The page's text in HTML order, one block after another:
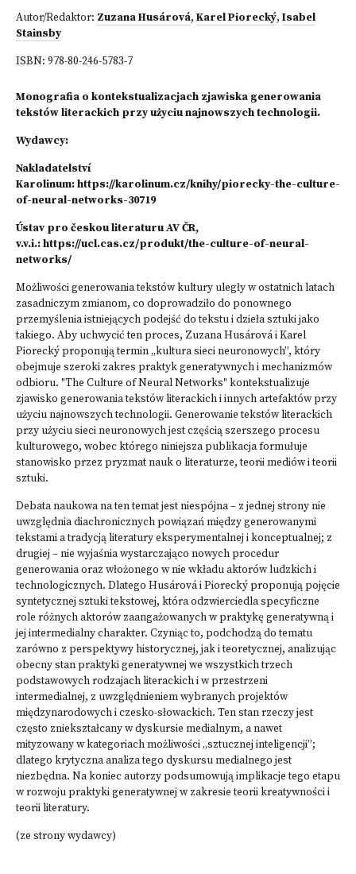
Autor/Redaktor: Zuzana Husárová, Karel Piorecký, Isabel
Stainsby
ISBN: 978-80-246-5783-7
Monografia o kontekstualizacjach zjawiska generowania
tekstów literackich przy użyciu najnowszych technologii.
Wydawcy:
Nakladatelství
Karolinum:https://karolinum.cz/knihy/piorecky-the-culture-
of-neural-networks-30719
Ústav pro českou literaturu AV ČR,
v.v.i.:https://ucl.cas.cz/produkt/the-culture-of-neural-
networks/
Możliwości generowania tekstów kultury uległy w ostatnich latach
zasadniczym zmianom, co doprowadziło do ponownego
przemyślenia istniejących podejść do tekstu i dzieła sztuki jako
takiego. Aby uchwycić ten proces, Zuzana Husárová i Karel
Piorecký proponują termin „kultura sieci neuronowych”, który
obejmuje szeroki zakres praktyk generatywnych i mechanizmów
odbioru. "The Culture of Neural Networks" kontekstualizuje
zjawisko generowania tekstów literackich i innych artefaktów przy
użyciu najnowszych technologii. Generowanie tekstów literackich
przy użyciu sieci neuronowych jest częścią szerszego procesu
kulturowego, wobec którego niniejsza publikacja formułuje
stanowisko przez pryzmat nauk o literaturze, teorii mediów i teorii
sztuki.
Debata naukowa na ten temat jest niespójna – z jednej strony nie
uwzględnia diachronicznych powiązań między generowanymi
tekstami a tradycją literatury eksperymentalnej i konceptualnej; z
drugiej – nie wyjaśnia wystarczająco nowych procedur
generowania oraz włożonego w nie wkładu aktorów ludzkich i
technologicznych. Dlatego Husárová i Piorecký proponują pojęcie
syntetycznej sztuki tekstowej, która odzwierciedla specyficzne
role różnych aktorów zaangażowanych w praktykę generatywną i
jej intermedialny charakter. Czyniąc to, podchodzą do tematu
zarówno z perspektywy historycznej, jak i teoretycznej, analizując
obecny stan praktyki generatywnej we wszystkich trzech
podstawowych rodzajach literackich i w przestrzeni
intermedialnej, z uwzględnieniem wybranych projektów
międzynarodowych i czesko-słowackich. Ten stan rzeczy jest
często zniekształcany w dyskursie medialnym, a nawet
mityzowany w kategoriach możliwości „sztucznej inteligencji”;
dlatego krytyczna analiza tego dyskursu medialnego jest
niezbędna. Na koniec autorzy podsumowują implikacje tego etapu
w rozwoju praktyki generatywnej w zakresie teorii kreatywności i
teorii literatury.
(ze strony wydawcy)